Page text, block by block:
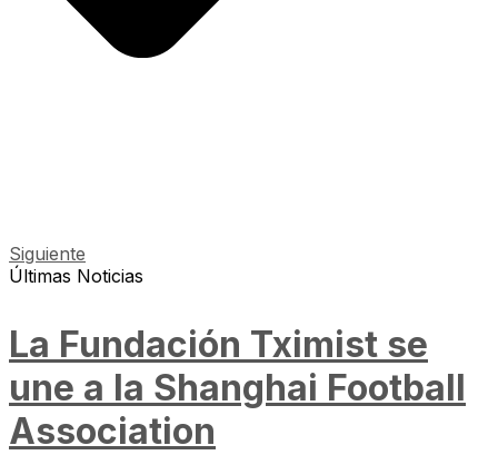
Siguiente
Últimas Noticias
La Fundación Tximist se
une a la Shanghai Football
Association